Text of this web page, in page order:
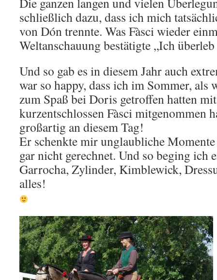
schließlich dazu, dass ich mich
von Dón trennte. Was Fàsci wieder
Weltanschauung bestätigte „Ich
Und so gab es in diesem Jahr auch
war so happy, dass ich im Sommer, als
zum Spaß bei Doris getroffen hatten
kurzentschlossen Fàsci mitgenommen
großartig an diesem Tag!
Er schenkte mir unglaubliche
gar nicht gerechnet. Und so beging ich
Garrocha, Zylinder, Kimblewick,
alles!